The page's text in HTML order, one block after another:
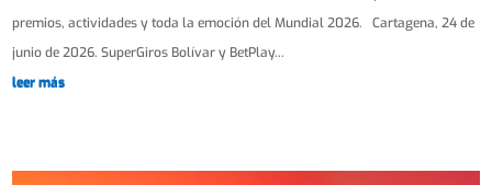
premios, actividades y toda la emoción del Mundial 2026. Cartagena, 24 de
junio de 2026. SuperGiros Bolívar y BetPlay...
leer más